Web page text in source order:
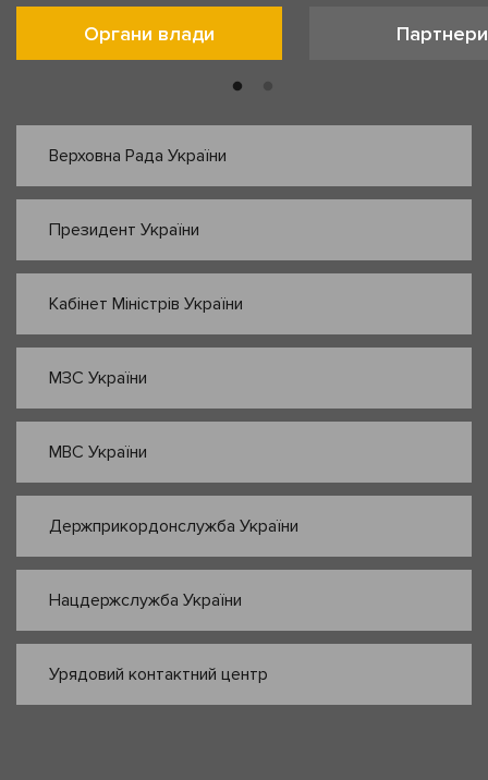
Органи влади Партнери
Верховна Рада України
Президент України
Кабінет Міністрів України
МЗС України
МВС України
Держприкордонслужба України
Нацдержслужба України
Урядовий контактний центр